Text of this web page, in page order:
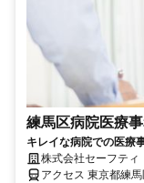
練馬区病院医療
キレイな病院での医療
株式会社セーフティ
アクセス 東京都練